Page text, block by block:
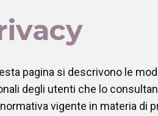
pagina si descrivono le
degli utenti che lo
vigente in materia di